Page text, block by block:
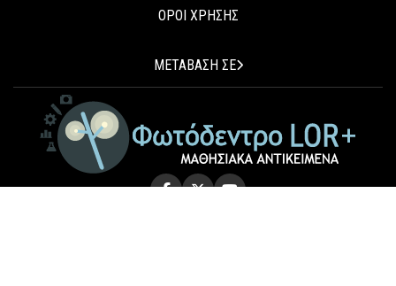
ΟΡΟΙ ΧΡΗΣΗΣ
ΜΕΤΑΒΑΣΗ ΣΕ